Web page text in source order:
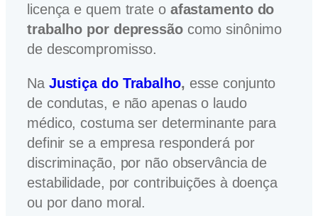
licença e quem trate o afastamento do
trabalho por depressão como sinônimo
de descompromisso.
Na Justiça do Trabalho, esse conjunto
de condutas, e não apenas o laudo
médico, costuma ser determinante para
definir se a empresa responderá por
discriminação, por não observância de
estabilidade, por contribuições à doença
ou por dano moral.